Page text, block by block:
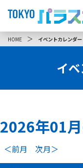
HOME ＞ イベントカレンダー
イ
2026年01
＜前月 次月＞